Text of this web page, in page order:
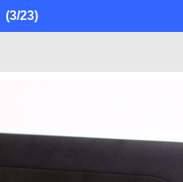
(3/23)